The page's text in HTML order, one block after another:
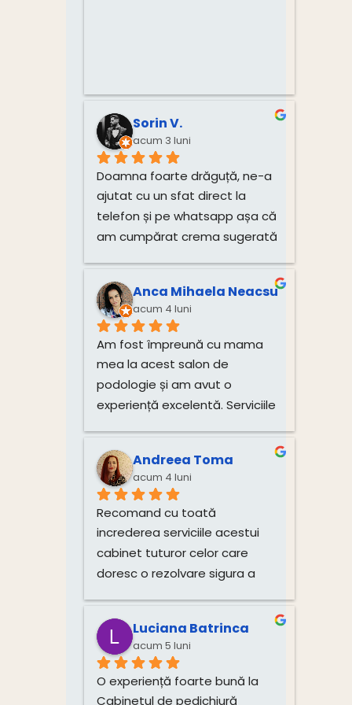
Sorin V.
acum 3 luni
Doamna foarte drăguță, ne-a
ajutat cu un sfat direct la
telefon și pe whatsapp așa că
am cumpărat crema sugerată
Anca Mihaela Neacsu
acum 4 luni
Am fost împreună cu mama
mea la acest salon de
podologie și am avut o
experiență excelentă. Serviciile
impecabil, cu multă grijă și
profesionalism. Atmosfera
este plăcută, iar doamna este
deosebit de amabilă și
atentă.Recomand cu toată
încredere!
Andreea Toma
acum 4 luni
Recomand cu toată
increderea serviciile acestui
cabinet tuturor celor care
doresc o rezolvare sigura a
picioarelor. Multumim!!!
Luciana Batrinca
acum 5 luni
O experiență foarte bună la
Cabinetul de pedichiură